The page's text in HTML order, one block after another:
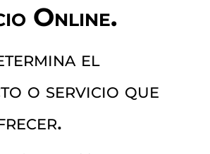
Online.
el
o servicio que